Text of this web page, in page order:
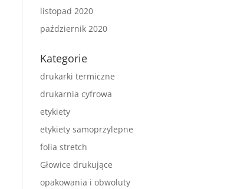
listopad 2020
październik 2020
Kategorie
drukarki termiczne
drukarnia cyfrowa
etykiety
etykiety samoprzylepne
folia stretch
Głowice drukujące
opakowania i obwoluty